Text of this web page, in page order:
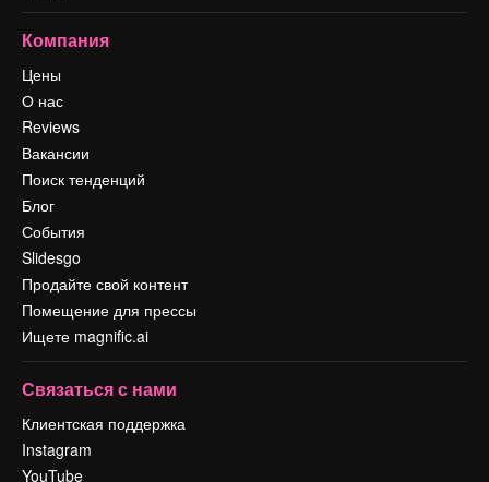
Компания
Цены
О нас
Reviews
Вакансии
Поиск тенденций
Блог
События
Slidesgo
Продайте свой контент
Помещение для прессы
Ищете magnific.ai
Связаться с нами
Клиентская поддержка
Instagram
YouTube